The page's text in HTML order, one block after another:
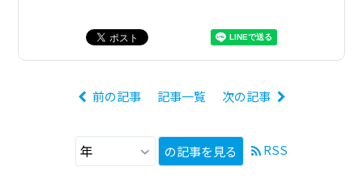
前の記事 記事一覧 次の記事
の記事を見る RSS